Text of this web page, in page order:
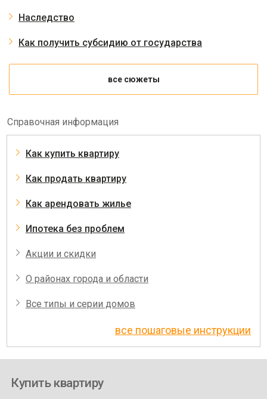
Наследство
Как получить субсидию от государства
все сюжеты
Справочная информация
Как купить квартиру
Как продать квартиру
Как арендовать жилье
Ипотека без проблем
Акции и скидки
О районах города и области
Все типы и серии домов
все пошаговые инструкции
Купить квартиру